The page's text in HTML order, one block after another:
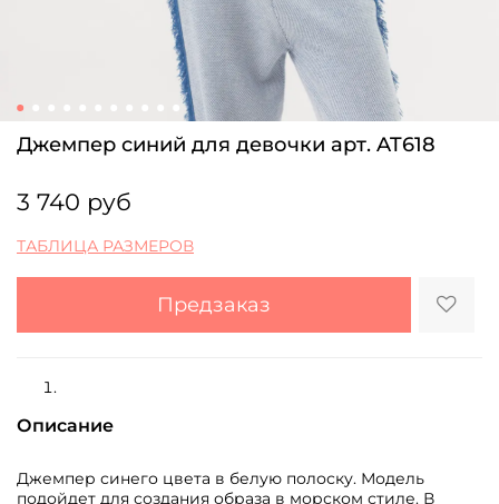
Джемпер синий для девочки арт. AT618
3 740 руб
ТАБЛИЦА РАЗМЕРОВ
Предзаказ
Описание
Джемпер синего цвета в белую полоску. Модель
подойдет для создания образа в морском стиле. В